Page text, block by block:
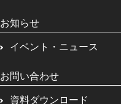
お知らせ
イベント・ニュース
お問い合わせ
資料ダウンロード